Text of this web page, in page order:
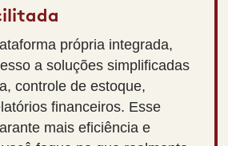
própria integrada,
a soluções simplificadas
controle de estoque,
financeiros. Esse
mais eficiência e